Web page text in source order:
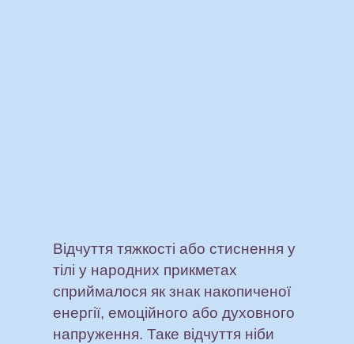
Відчуття тяжкості або стиснення у
тілі у народних прикметах
сприймалося як знак накопиченої
енергії, емоційного або духовного
напруження. Таке відчуття ніби